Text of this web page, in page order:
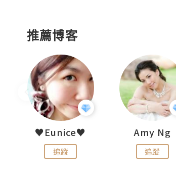
推薦博客
♥Eunice♥
追蹤
Amy Ng
追蹤